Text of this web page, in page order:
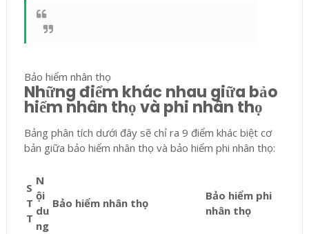
Bảo hiểm nhân thọ
Những điểm khác nhau giữa bảo
hiểm nhân thọ và phi nhân thọ
Bảng phân tích dưới đây sẽ chỉ ra 9 điểm khác biệt cơ
bản giữa bảo hiểm nhân thọ và bảo hiểm phi nhân thọ:
S
T
T
N
ội
du
ng
Bảo hiểm nhân thọ
Bảo hiểm phi
nhân thọ